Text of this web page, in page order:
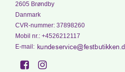
2605 Brøndby
Danmark
CVR-nummer: 37898260
Mobil nr.: +4526212117
E-mail :